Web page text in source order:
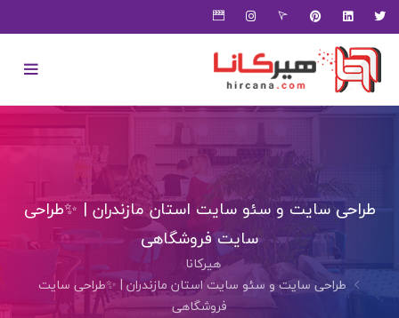
طراحی سایت و سئو سایت استان مازندران | ✨طراحی
سایت فروشگاهی
هیرکانا
طراحی سایت و سئو سایت استان مازندران | ✨طراحی سایت
فروشگاهی